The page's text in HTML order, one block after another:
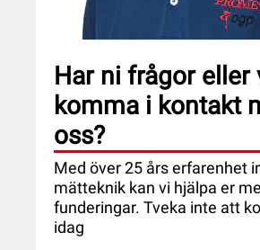
Har ni frågor eller
komma i kontakt
oss?
Med över 25 års erfarenhet
mätteknik kan vi hjälpa er
funderingar. Tveka inte att
idag